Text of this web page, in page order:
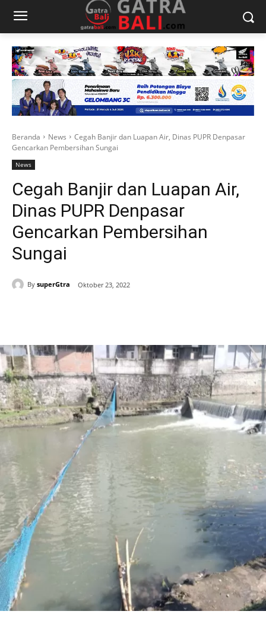
Beranda News
Cegah Banjir dan Luapan Air, Dinas PUPR Denpasar
Gencarkan Pembersihan Sungai
News
Cegah Banjir dan Luapan Air,
Dinas PUPR Denpasar
Gencarkan Pembersihan
Sungai
By superGtra Oktober 23, 2022